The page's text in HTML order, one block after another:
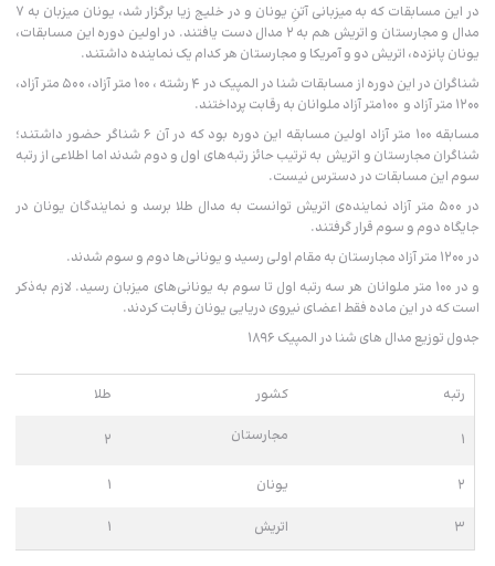
در این مسابقات که به میزبانی آتنِ یونان و در خلیج زیا برگزار شد، یونان میزبان به ۷
مدال و مجارستان و اتریش هم به ۲ مدال دست یافتند. در اولین دوره این مسابقات،
یونان پانزده، اتریش دو و آمریکا و مجارستان هر کدام یک نماینده داشتند.
شناگران در این دوره از مسابقات شنا در المپیک در ۴ رشته ، ۱۰۰ متر آزاد، ۵۰۰ متر آزاد،
۱۲۰۰ متر آزاد و ۱۰۰متر آزاد ملوانان به رقابت پرداختند.
مسابقه ۱۰۰ متر آزاد اولین مسابقه این دوره بود که در آن ۶ شناگر حضور داشتند؛
شناگران مجارستان و اتریش به ترتیب حائز رتبه‌های اول و دوم شدند اما اطلاعی از رتبه
سوم این مسابقات در دسترس نیست.
در ۵۰۰ متر آزاد نماینده‌ی اتریش توانست به مدال طلا برسد و نمایندگان یونان در
جایگاه دوم و سوم قرار گرفتند.
در ۱۲۰۰ متر آزاد مجارستان به مقام اولی رسید و یونانی‌ها دوم و سوم شدند.
و در ۱۰۰ متر ملوانان هر سه رتبه اول تا سوم به یونانی‌های میزبان رسید. لازم به‌ذکر
است که در این ماده فقط اعضای نیروی دریایی یونان رقابت کردند.
جدول توزیع مدال های شنا در المپیک ۱۸۹۶
رتبه کشور طلا
۱ مجارستان ۲
۲ یونان
۱
۳
اتریش ۱